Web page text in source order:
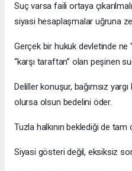
Suç varsa faili ortaya
siyasi hesaplaşmalar uğruna
Gerçek bir hukuk devletinde ne
“karşı taraftan” olan peşinen
Deliller konuşur, bağımsız
olursa olsun bedelini öder.
Tuzla halkının beklediği de tam
Siyasi gösteri değil, eksiksiz